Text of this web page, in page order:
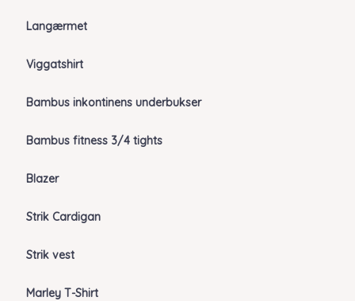
Langærmet
Viggatshirt
Bambus inkontinens underbukser
Bambus fitness 3/4 tights
Blazer
Strik Cardigan
Strik vest
Marley T-Shirt